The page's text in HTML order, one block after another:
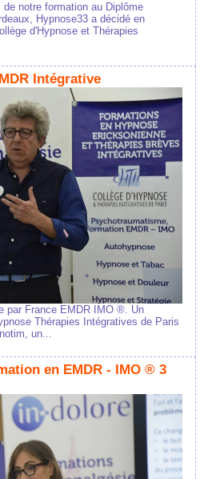
notre formation au Diplôme
Hypnose33 a décidé en
d'Hypnose et Thérapies
Intégrative
par France EMDR IMO ®. Un
Thérapies Intégratives de Paris
un...
en EMDR - IMO ® 3